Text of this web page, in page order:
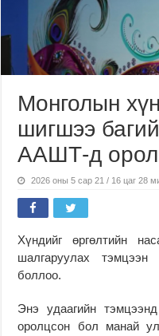
Монголын
шигшээ
ААШТ-д
2026 оны 5 сар 21 / 16 цаг 28
Хүндийг өргөлтийн
шалгаруулах тэмцээн
боллоо.
Энэ удаагийн
оролцсон бол манай